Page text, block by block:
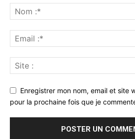
Enregistrer mon nom, email et site
pour la prochaine fois que je